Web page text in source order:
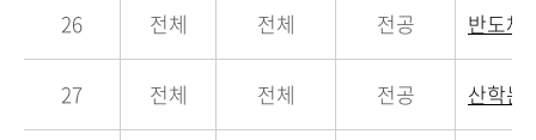
26 전체 전체 전공 반도체
27 전체 전체 전공 산학논